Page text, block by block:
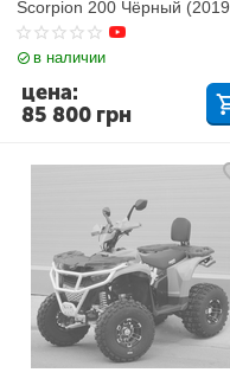
Scorpion 200 Чёрный (2019
года)
в наличии
85 800 грн
цена: